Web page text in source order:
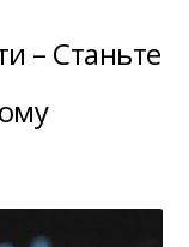
– Станьте